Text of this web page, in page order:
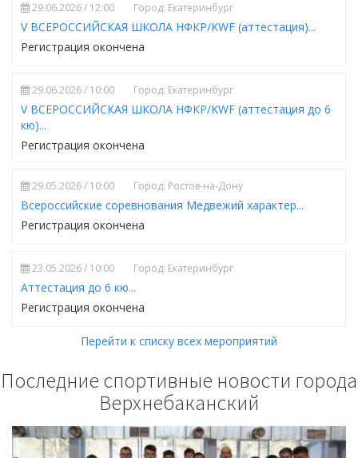
29.06.2026 / 12:00 Город: Екатеринбург
V ВСЕРОССИЙСКАЯ ШКОЛА НФКР/KWF (аттестация)...
Регистрация окончена
29.06.2026 / 10:00 Город: Екатеринбург
V ВСЕРОССИЙСКАЯ ШКОЛА НФКР/KWF (аттестация до 6
кю)...
Регистрация окончена
29.05.2026 / 10:00 Город: Ростов-на-Дону
Всероссийские соревнования Медвежий характер...
Регистрация окончена
23.05.2026 / 10:00 Город: Екатеринбург
Аттестация до 6 кю...
Регистрация окончена
Перейти к списку всех мероприятий
Последние спортивные новости города
Верхнебаканский